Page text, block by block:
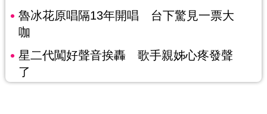
魯冰花原唱隔13年開唱 台下驚見一票大
咖
星二代闖好聲音挨轟 歌手親姊心疼發聲
了